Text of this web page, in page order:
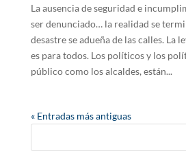
La ausencia de seguridad e
ser denunciado… la realidad se
desastre se adueña de las calles. La
es para todos. Los políticos y los
público como los alcaldes, están...
« Entradas más antiguas